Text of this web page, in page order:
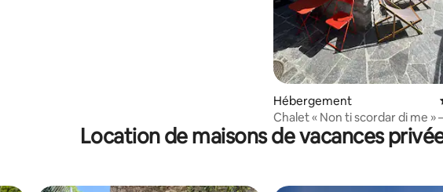
Hébergement
Chalet « Non ti scordar di me »
Verzasca
Location de maisons de vacances